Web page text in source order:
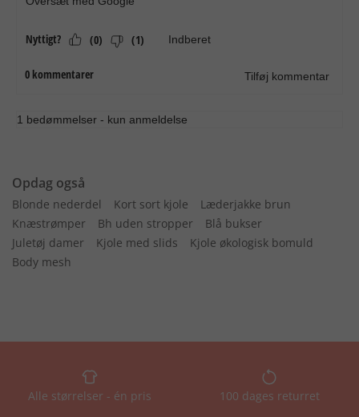
Opdag også
Blonde nederdel Kort sort kjole
Læderjakke brun
Knæstrømper
Bh uden stropper
Blå bukser
Juletøj damer
Kjole med slids
Kjole økologisk bomuld
Body mesh
Alle størrelser - én pris 100 dages returret